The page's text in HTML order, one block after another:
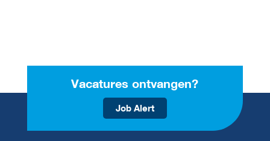
Vacatures ontvangen?
Job Alert